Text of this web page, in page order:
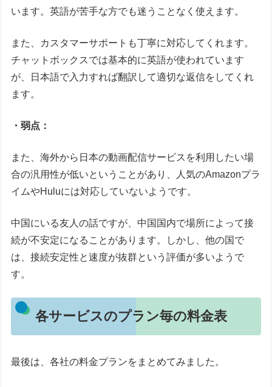
います。英語が苦手な方でも迷うことなく使えます。
また、カスタマーサポートも丁寧に対応してくれます。
チャットボックスでは基本的に英語が使われています
が、日本語で入力すれば翻訳して適切な返信をしてくれ
ます。
・弱点：
また、海外から日本の動画配信サービスを利用したい場
合の汎用性が低いということがあり、人気のAmazonプラ
イムやHuluには対応していないようです。
中国にいる友人の話ですが、中国国内で場所によって接
続が不安定になることがあります。しかし、他の国で
は、接続安定性と速度が抜群という評価が多いようで
す。
各サービスのプラン毎の料金表
最後は、各社の料金プランをまとめてみました。